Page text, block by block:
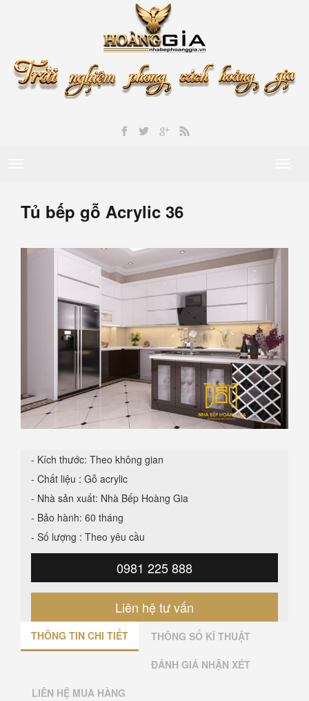
Tủ bếp gỗ Acrylic 36
- Kích thước: Theo không gian
- Chất liệu : Gỗ acrylic
- Nhà sản xuất: Nhà Bếp Hoàng Gia
- Bảo hành: 60 tháng
- Số lượng : Theo yêu cầu
0981 225 888
Liên hệ tư vấn
THÔNG TIN CHI TIẾT THÔNG SỐ KĨ THUẬT
ĐÁNH GIÁ NHẬN XÉT
LIÊN HỆ MUA HÀNG